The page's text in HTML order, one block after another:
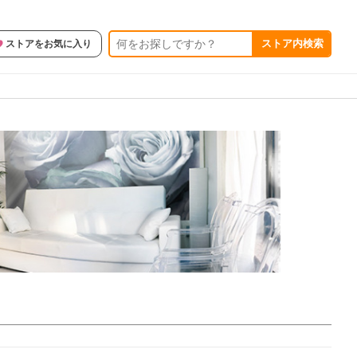
ストアをお気に入り ストア内検索